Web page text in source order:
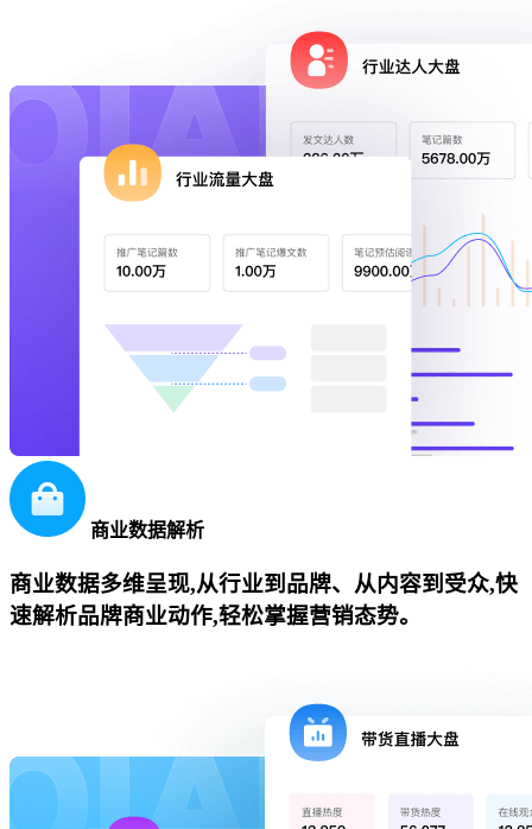
商业数据解析
商业数据多维呈现,从行业到品牌、从内容到受众,快
速解析品牌商业动作,轻松掌握营销态势。